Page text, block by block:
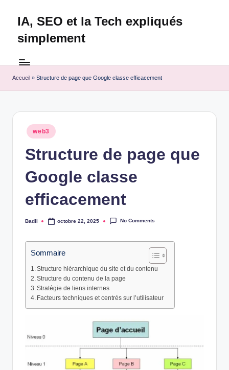
IA, SEO et la Tech expliqués
simplement
est
votre
destination
pour
l'actualité
tech.
Découvrez
des
tests
experts,
dernières
innovations
Accueil » Structure de page que Google classe efficacement
Posted
in
web3
Structure de page que
Google classe
efficacement
Posted
Badii octobre 22, 2025 No Comments
Sommaire
Structure hiérarchique du site et du contenu
Structure du contenu de la page
Stratégie de liens internes
Facteurs techniques et centrés sur l’utilisateur